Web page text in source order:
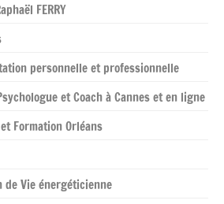
FERRY
personnelle et professionnelle
et Coach à Cannes et en ligne
Formation Orléans
de Vie énergéticienne